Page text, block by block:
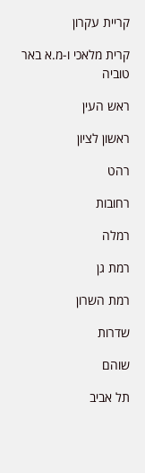
קריית עקרון
קרית מלאכי ו-מ.א באר
טוביה
ראש העין
ראשון לציון
רחובות
רמלה
רמת גן
רמת השרון
שדרות
שוהם
תל אביב